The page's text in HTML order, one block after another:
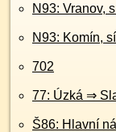
N93: Vranov,
N93: Komín,
702
77: Úzká ⇒
Š86: Hlavní